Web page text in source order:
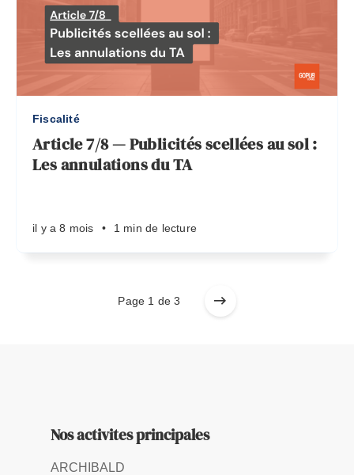
Fiscalité
Article 7/8 — Publicités scellées au sol :
Les annulations du TA
il y a 8 mois • 1 min de lecture
Page 1 de 3
Nos activites principales
ARCHIBALD